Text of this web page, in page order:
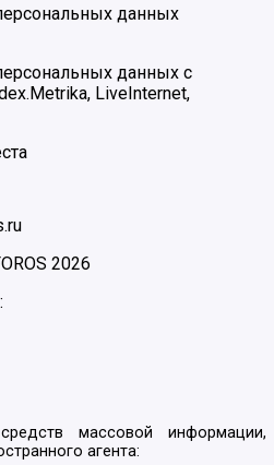
данных
данных с
LiveInternet,
2026
массовой информации,
агента: